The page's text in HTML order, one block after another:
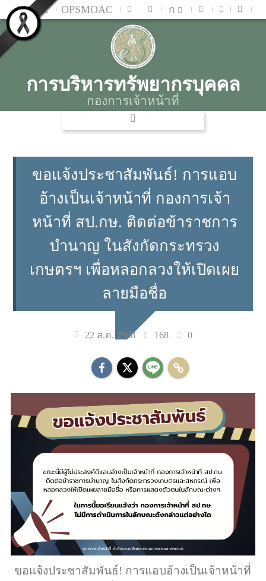
MOAC OPSMOAC ก
การบริหารทรัพยากรบุคคล
กองการเจ้าหน้าที่
ขอแจ้งประชาสัมพันธ์! การแอบ
อ้างเป็นเจ้าหน้าที่ กองการเจ้า
หน้าที่ สป.กษ. ติดต่อข้าราชการ
บำนาญ ในสังกัดกระทรวง
เกษตรฯ เพื่อหลอกลวงให้เปิดเผย
ลายมือชื่อ
22 ส.ค. 2568 168 0
ขอแจ้งประชาสัมพันธ์! การแอบอ้างเป็นเจ้าหน้าที่